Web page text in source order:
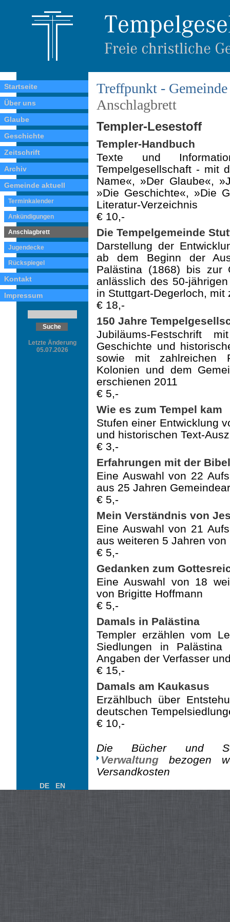
Startseite
Über uns
Glaube
Geschichte
Zeitschrift
Archiv
Gemeinde aktuell
Terminkalender
Ankündigungen
Anschlagbrett
Jugendecke
Rückspiegel
Kontakt
Impressum
Letzte Änderung
05.07.2026
Treffpunkt -
Anschlagbrett
Templer-Lesestoff
Templer-Handbuch
Texte und
Tempelgesellschaft - mit
Name«, »Der Glaube«,
»Die Geschichte«, »Die
Literatur-Verzeichnis
€ 10,-
Die Tempelgemeinde
Darstellung der
ab dem Beginn der
Palästina (1868) bis zur
anlässlich des 50-
in Stuttgart-Degerloch,
€ 18,-
150 Jahre
Jubiläums-Festschrift
Geschichte und
sowie mit zahlreichen
Kolonien und dem
erschienen 2011
€ 5,-
Wie es zum Tempel kam
Stufen einer Entwicklung
und historischen Text-
€ 3,-
Erfahrungen mit der Bibel
Eine Auswahl von 22
aus 25 Jahren
€ 5,-
Mein Verständnis von
Eine Auswahl von 21
aus weiteren 5 Jahren
€ 5,-
Gedanken zum
Eine Auswahl von 18
von Brigitte Hoffmann
€ 5,-
Damals in Palästina
Templer erzählen vom
Siedlungen in
Angaben der Verfasser
€ 15,-
Damals am Kaukasus
Erzählbuch über
deutschen
€ 10,-
Die Bücher und
Verwaltung bezogen
Versandkosten
DE EN